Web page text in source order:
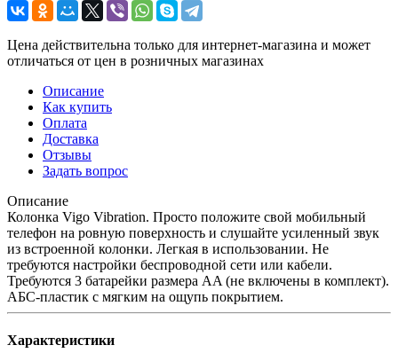
Цена действительна только для интернет-магазина и может
отличаться от цен в розничных магазинах
Описание
Как купить
Оплата
Доставка
Отзывы
Задать вопрос
Описание
Колонка Vigo Vibration. Просто положите свой мобильный
телефон на ровную поверхность и слушайте усиленный звук
из встроенной колонки. Легкая в использовании. Не
требуются настройки беспроводной сети или кабели.
Требуются 3 батарейки размера AA (не включены в комплект).
АБС-пластик с мягким на ощупь покрытием.
Характеристики